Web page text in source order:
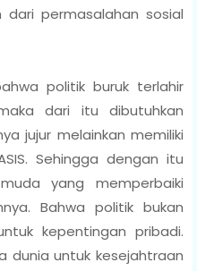
permasalahan sosial
politik buruk terlahir
dari itu dibutuhkan
jujur melainkan memiliki
Sehingga dengan itu
yang memperbaiki
Bahwa politik bukan
kepentingan pribadi.
dunia untuk kesejahtraan